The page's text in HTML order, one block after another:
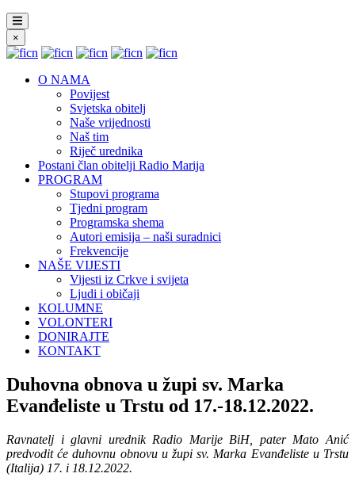
×
O NAMA
Povijest
Svjetska obitelj
Naše vrijednosti
Naš tim
Riječ urednika
Postani član obitelji Radio Marija
PROGRAM
Stupovi programa
Tjedni program
Programska shema
Autori emisija – naši suradnici
Frekvencije
NAŠE VIJESTI
Vijesti iz Crkve i svijeta
Ljudi i običaji
KOLUMNE
VOLONTERI
DONIRAJTE
KONTAKT
Duhovna obnova u župi sv. Marka
Evanđeliste u Trstu od 17.-18.12.2022.
Ravnatelj i glavni urednik Radio Marije BiH, pater Mato Anić
predvodit će duhovnu obnovu u župi sv. Marka Evanđeliste u Trstu
(Italija) 17. i 18.12.2022.